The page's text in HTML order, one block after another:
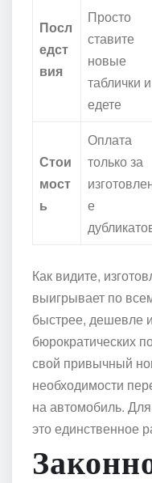
Посл
едст
вия
Просто
ставите
новые
таблички и
едете
Стои
мост
ь
Оплата
только за
е
Как видите,
выигрывает по
быстрее, дешевле
бюрократических
свой привычный
необходимости
на автомобиль.
это единственное